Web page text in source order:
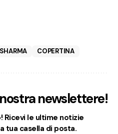
COPERTINA
newslettere!
Ricevi le ultime notizie
tua casella di posta.